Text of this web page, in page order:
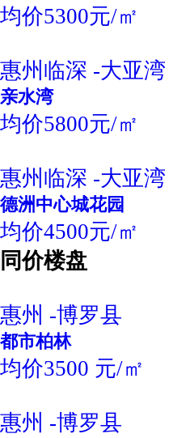
均价5300元/㎡
惠州临深 -大亚湾
亲水湾
均价5800元/㎡
惠州临深 -大亚湾
德洲中心城花园
均价4500元/㎡
同价楼盘
惠州 -博罗县
都市柏林
均价3500 元/㎡
惠州 -博罗县